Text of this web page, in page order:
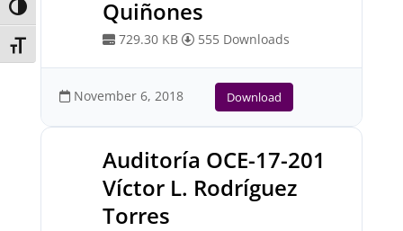
Toggle High Contrast
Toggle Font size
Quiñones
729.30 KB 555 Downloads
November 6, 2018 Download
Auditoría OCE-17-201
Víctor L. Rodríguez
Torres